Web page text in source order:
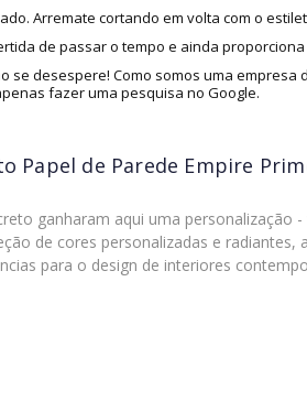
Arremate cortando em volta com o
de passar o tempo e ainda
se desespere! Como somos uma
fazer uma pesquisa no Google.
Papel de Parede Empire
ganharam aqui uma
de cores personalizadas e radiantes,
para o design de interiores